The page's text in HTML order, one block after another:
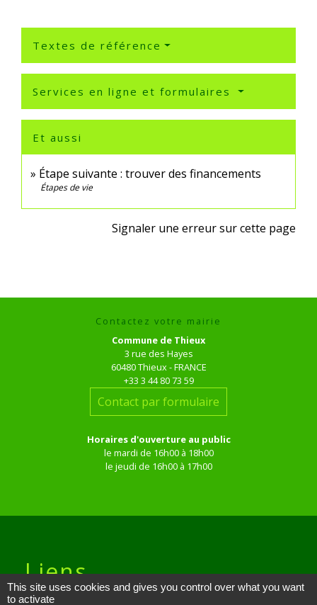
Textes de référence
Services en ligne et formulaires
Et aussi
Étape suivante : trouver des financements
Étapes de vie
Signaler une erreur sur cette page
Contactez votre mairie
Commune de Thieux
3 rue des Hayes
60480 Thieux - FRANCE
+33 3 44 80 73 59
Contact par formulaire
Horaires d'ouverture au public
le mardi de 16h00 à 18h00
le jeudi de 16h00 à 17h00
Liens
This site uses cookies and gives you control over what you want
to activate